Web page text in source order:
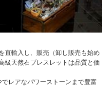
直輸入し、販売（卸し販売も始め
級天然石ブレスレットは品質と価
レアなパワーストーンまで豊富